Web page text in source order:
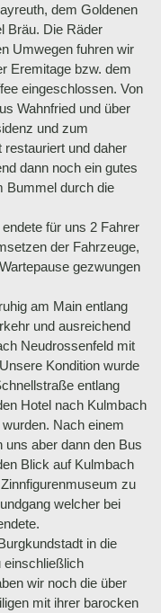
dem Goldenen
Bräu. Die Räder
Umwegen fuhren wir
Eremitage bzw. dem
eingeschlossen. Von
Wahnfried und über
und zum
und daher
dann noch ein gutes
Bummel durch die
für uns 2 Fahrer
der Fahrzeuge,
gezwungen
am Main entlang
und ausreichend
Neudrossenfeld mit
Kondition wurde
entlang
Hotel nach Kulmbach
Nach einem
uns aber dann den Bus
Blick auf Kulmbach
zu
welcher bei
in die
einschließlich
wir noch die über
mit ihrer barocken